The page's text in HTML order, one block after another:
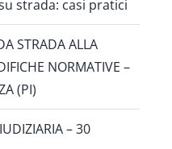
strada: casi pratici
STRADA ALLA
NORMATIVE –
(PI)
– 30